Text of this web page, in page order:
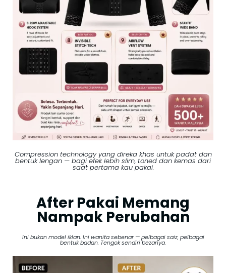
Compression technology yang direka khas untuk padat dan
bentuk lengan — bagi efek lebih slim, toned dan kemas dari
saat pertama kau pakai.
After Pakai Memang
Nampak Perubahan
Ini bukan model iklan. Ini wanita sebenar — pelbagai saiz, pelbagai
bentuk badan. Tengok sendiri bezanya.